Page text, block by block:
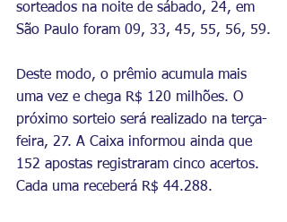
sorteados na noite de sábado, 24, em
São Paulo foram 09, 33, 45, 55, 56, 59.
Deste modo, o prêmio acumula mais
uma vez e chega R$ 120 milhões. O
próximo sorteio será realizado na terça-
feira, 27. A Caixa informou ainda que
152 apostas registraram cinco acertos.
Cada uma receberá R$ 44.288.